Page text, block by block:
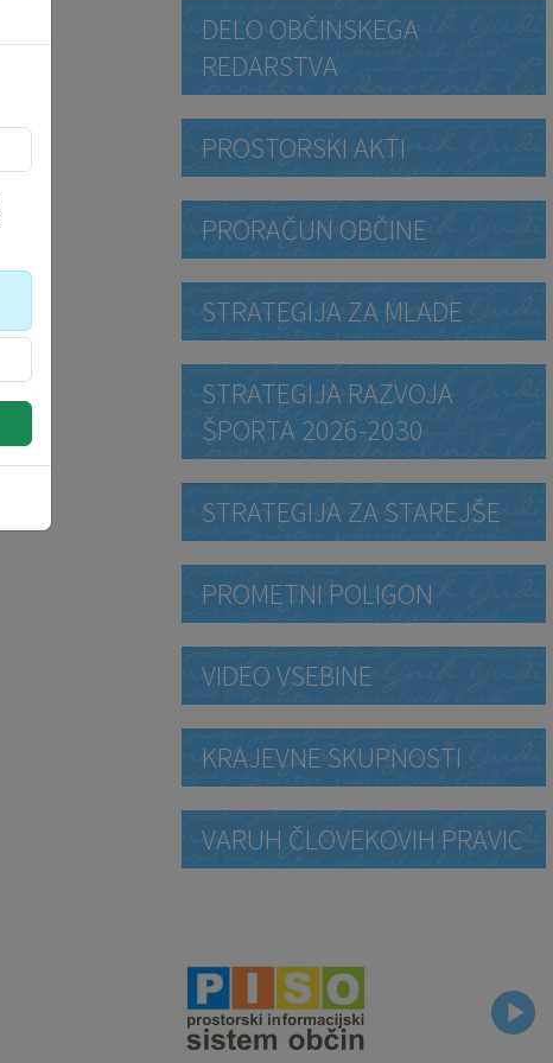
DELO OBČINSKEGA
REDARSTVA
PROSTORSKI AKTI
PRORAČUN OBČINE
STRATEGIJA ZA MLADE
STRATEGIJA RAZVOJA
ŠPORTA 2026-2030
STRATEGIJA ZA STAREJŠE
PROMETNI POLIGON
VIDEO VSEBINE
KRAJEVNE SKUPNOSTI
VARUH ČLOVEKOVIH PRAVIC